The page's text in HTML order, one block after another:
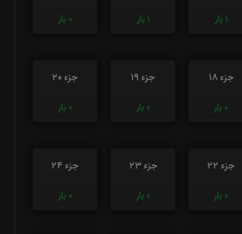
1 بار
1 بار
0 بار
جزء 18
0 بار
جزء 19
0 بار
جزء 20
0 بار
جزء 22
0 بار
جزء 23
0 بار
جزء 24
0 بار